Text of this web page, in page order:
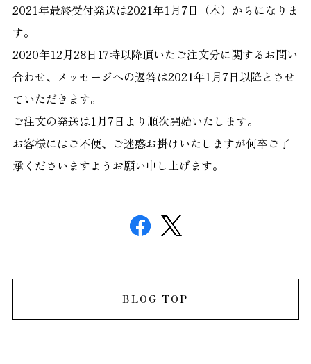
2021年最終受付発送は2021年1 月7日（木）からになりま
す。
2020年12月28日 17時以降頂いたご注文分に関するお問い
合わせ、メッセージへの返答は2021年1 月7日以降とさせ
ていただきます。
ご注文の発送は1 月7日より順次開始いたします。
お客様にはご不便、ご迷惑お掛けいたしますが何卒ご了
承くださいますようお願い申し上げます。
BLOG TOP